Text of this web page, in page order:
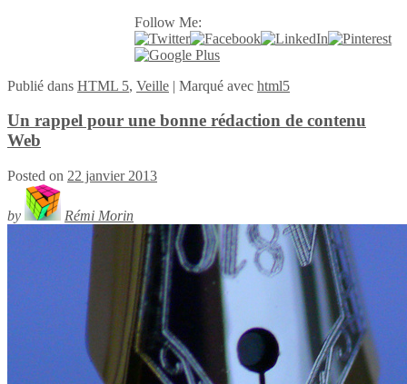
Follow Me:
Publié dans HTML 5, Veille | Marqué avec html5
Un rappel pour une bonne rédaction de contenu
Web
Posted on 22 janvier 2013
by Rémi Morin